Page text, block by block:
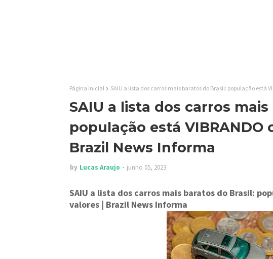
Página inicial SAIU a lista dos carros mais baratos do Brasil: população está
SAIU a lista dos carros
população está VIBRANDO
Brazil News Informa
by Lucas Araujo junho 05, 2023
SAIU a lista dos carros mais baratos do Brasil:
valores | Brazil News Informa